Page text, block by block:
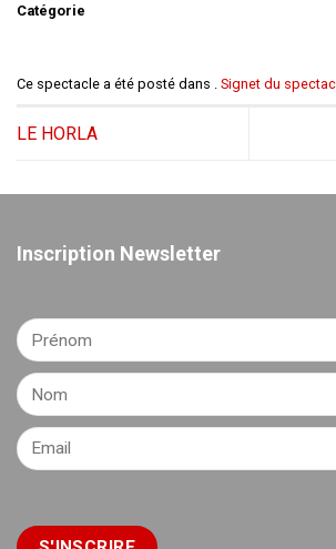
Catégorie
Ce spectacle a été posté dans . Signet du
LE HORLA
Inscription Newsletter